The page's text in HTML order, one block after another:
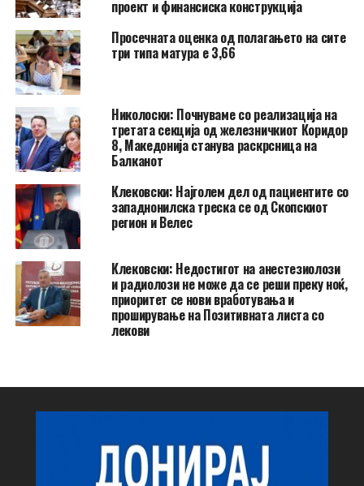
проект и финансиска конструкција
Просечната оценка од полагањето на сите
три типа матура е 3,66
Николоски: Почнуваме со реализација на
третата секција од железничкиот Коридор
8, Македонија станува раскрсница на
Балканот
Клековски: Најголем дел од пациентите сo
западнонилска треска се од Скопскиот
регион и Велес
Клековски: Недостигот на анестезиолози
и радиолози не може да се реши преку ноќ,
приоритет се нови вработувања и
проширување на Позитивната листа со
лекови